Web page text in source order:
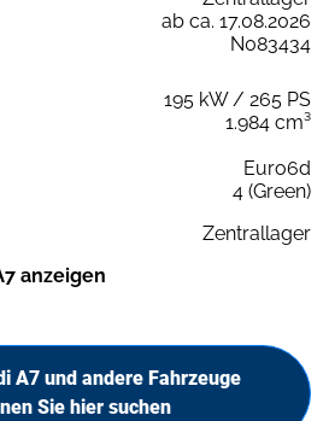
ab ca. 17.08.2026
N083434
195 kW / 265 PS
1.984 cm³
Euro6d
4 (Green)
Zentrallager
anzeigen
A7 und andere Fahrzeuge
Sie hier suchen